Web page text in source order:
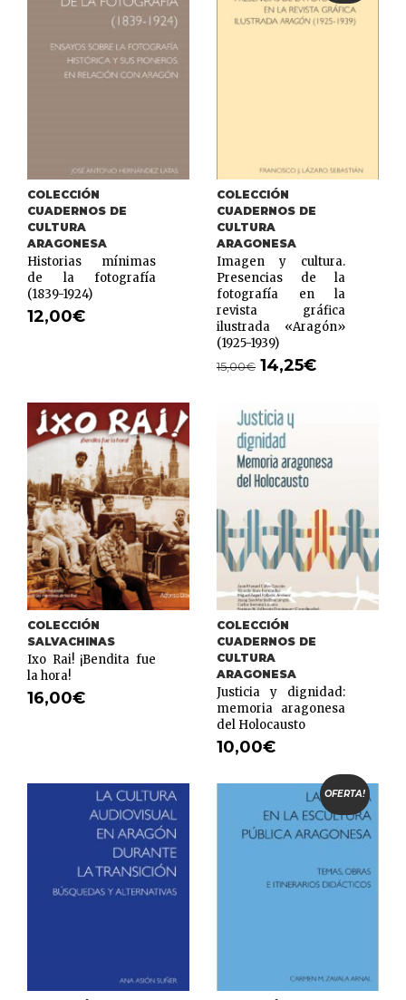
COLECCIÓN
CUADERNOS DE
CULTURA
ARAGONESA
Historias mínimas
de la fotografía
(1839-1924)
12,00€
COLECCIÓN
CUADERNOS DE
CULTURA
ARAGONESA
Imagen y cultura.
Presencias de la
fotografía en la
revista gráfica
ilustrada «Aragón»
(1925-1939)
15,00€ 14,25€
COLECCIÓN
SALVACHINAS
Ixo Rai! ¡Bendita fue
la hora!
16,00€
COLECCIÓN
CUADERNOS DE
CULTURA
ARAGONESA
Justicia y dignidad:
memoria aragonesa
del Holocausto
10,00€
OFERTA!